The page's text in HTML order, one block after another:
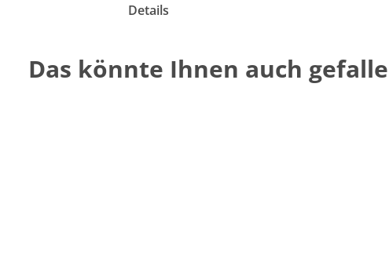
Details
Das könnte Ihnen auch